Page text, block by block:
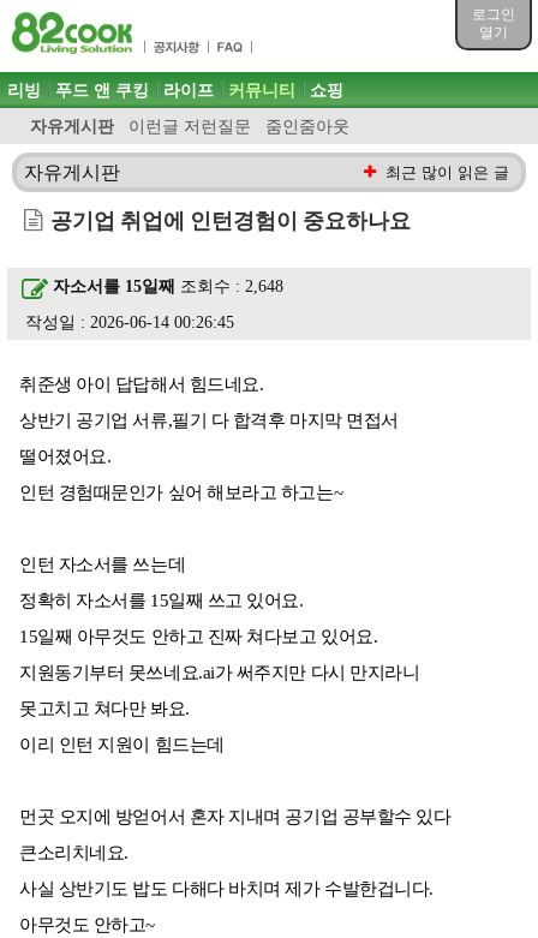
로그인
열기
목차
주메뉴 바로가기
컨텐츠 바로가기
검색 바로가기
로그인 바로가기
주메뉴
리빙 푸드 앤 쿠킹 라이프 커뮤니티
자유게시판 이런글 저런질문 줌인줌아웃
쇼핑
자유게시판 최근 많이 읽은 글
공기업 취업에 인턴경험이 중요하나요
자소서를 15일째 조회수 : 2,648
작성일 : 2026-06-14 00:26:45
취준생 아이 답답해서 힘드네요.
상반기 공기업 서류,필기 다 합격후 마지막 면접서
떨어졌어요.
인턴 경험때문인가 싶어 해보라고 하고는~
인턴 자소서를 쓰는데
정확히 자소서를 15일째 쓰고 있어요.
15일째 아무것도 안하고 진짜 쳐다보고 있어요.
지원동기부터 못쓰네요.ai가 써주지만 다시 만지라니
못고치고 쳐다만 봐요.
이리 인턴 지원이 힘드는데
먼곳 오지에 방얻어서 혼자 지내며 공기업 공부할수 있다
큰소리치네요.
사실 상반기도 밥도 다해다 바치며 제가 수발한겁니다.
아무것도 안하고~